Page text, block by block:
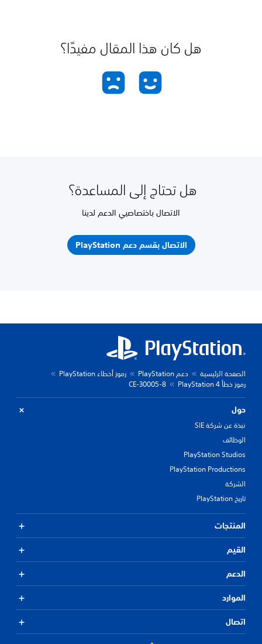
هل كان هذا المقال مفيدًا؟
هل تحتاج إلى المساعدة؟
الاتصال باختصاصيي الدعم لدينا
الاتصال بقسم دعم PlayStation
الصفحة الرئيسية دعم PlayStation
رموز أخطاء PlayStation
رموز خطأ PlayStation 4
CE-30005-8
حول
نبذة عن شركة SIE
الوظائف
PlayStation Studios
PlayStation Productions
الشركة
تاريخ PlayStation
المنتجات
القيم
الدعم
الموارد
اتصال